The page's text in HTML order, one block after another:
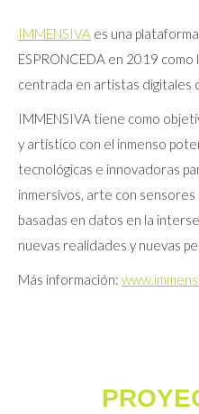
IMMENSIVA es una
ESPRONCEDA en 2019
centrada en artistas digitales
IMMENSIVA tiene como
y artístico con el inmenso
tecnológicas e innovadoras
inmersivos, arte con
basadas en datos en la
nuevas realidades y nuevas
Más información: